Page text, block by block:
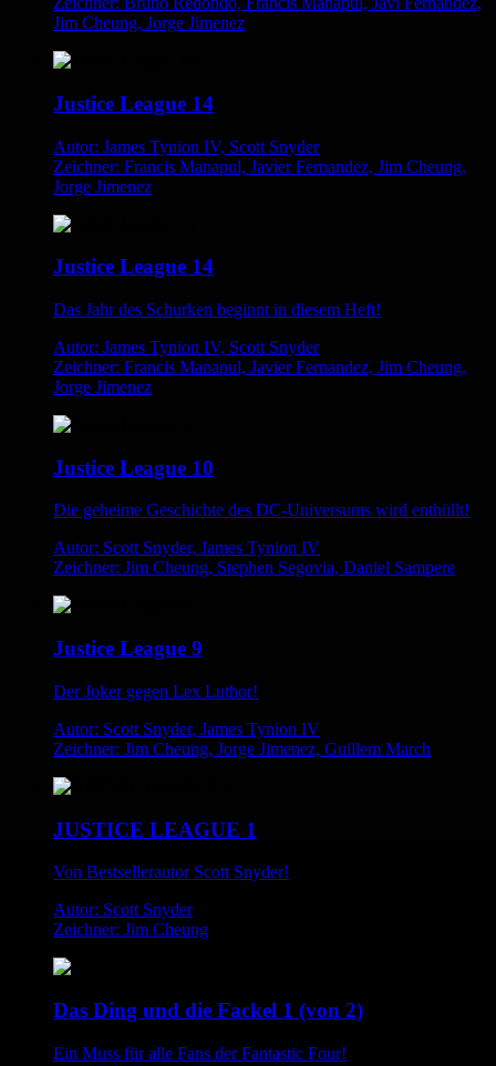
Jim Cheung, Jorge Jimenez
Justice League 14
Autor: James Tynion IV, Scott Snyder
Zeichner: Francis Manapul, Javier Fernandez, Jim Cheung,
Jorge Jimenez
Justice League 14
Das Jahr des Schurken beginnt in diesem Heft!
Autor: James Tynion IV, Scott Snyder
Zeichner: Francis Manapul, Javier Fernandez, Jim Cheung,
Jorge Jimenez
Justice League 10
Die geheime Geschichte des DC-Universums wird enthüllt!
Autor: Scott Snyder, James Tynion IV
Zeichner: Jim Cheung, Stephen Segovia, Daniel Sampere
Justice League 9
Der Joker gegen Lex Luthor!
Autor: Scott Snyder, James Tynion IV
Zeichner: Jim Cheung, Jorge Jimenez, Guillem March
JUSTICE LEAGUE 1
Von Bestsellerautor Scott Snyder!
Autor: Scott Snyder
Zeichner: Jim Cheung
Das Ding und die Fackel 1 (von 2)
Ein Muss für alle Fans der Fantastic Four!